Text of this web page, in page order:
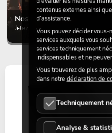
Nos recommandations du
Jetez un œil à ces produits
contenus externes ainsi
d’assistance.
Vous pouvez décider
services auxquels vous
services techniquement
indispensables et ne
Vous trouverez de plus
dans notre déclaration de
Techniquement
Analyse &